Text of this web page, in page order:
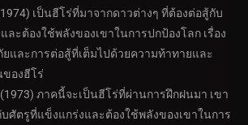
เป็นฮีโร่ที่มาจากดาวต่างๆ ที่ต้องต่อสู้กับ
ละต้องใช้พลังของเขาในการปกป้องโลก เรื่อง
และการต่อสู้ที่เต็มไปด้วยความท้าทายและ
องฮีโร่
(1973) ภาคนี้จะเป็นฮีโร่ที่ผ่านการฝึกฝนมา เขา
ศัตรูที่แข็งแกร่งและต้องใช้พลังของเขาในการ